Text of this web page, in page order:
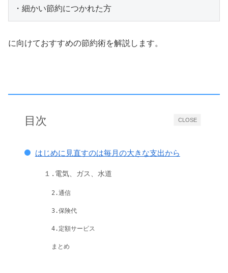
・細かい節約につかれた方
に向けておすすめの節約術を解説します。
CLOSE
目次
はじめに見直すのは毎月の大きな支出から
１.電気、ガス、水道
2.通信
3.保険代
4.定額サービス
まとめ